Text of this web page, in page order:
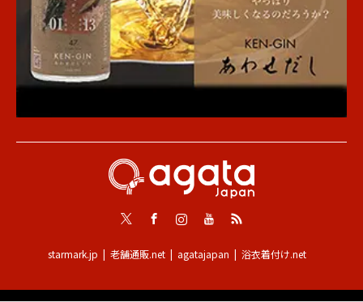
InstagramYoutube
RSS
starmark.jp 老舗通販.net agatajapan 浴衣着付け.net